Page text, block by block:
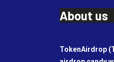
About us
TokenAirdrop